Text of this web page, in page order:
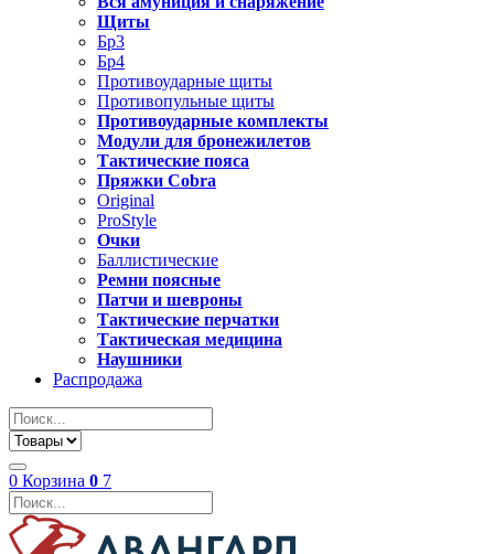
Щиты
Бр3
Бр4
Противоударные щиты
Противопульные щиты
Противоударные комплекты
Модули для бронежилетов
Тактические пояса
Пряжки Cobra
Original
ProStyle
Очки
Баллистические
Ремни поясные
Патчи и шевроны
Тактические перчатки
Тактическая медицина
Наушники
Распродажа
0 Корзина 0 7